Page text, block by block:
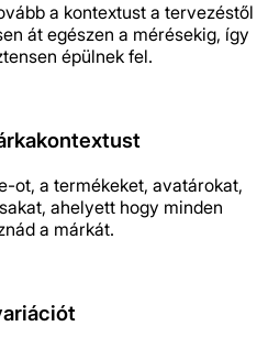
a kontextust a tervezéstől
át egészen a mérésekig, így
épülnek fel.
ot, a termékeket, avatárokat,
ahelyett hogy minden
a márkát.